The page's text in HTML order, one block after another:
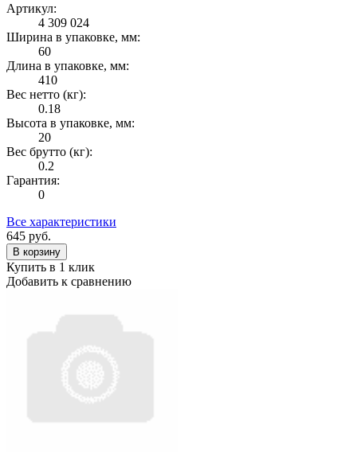
Артикул:
4 309 024
Ширина в упаковке, мм:
60
Длина в упаковке, мм:
410
Вес нетто (кг):
0.18
Высота в упаковке, мм:
20
Вес брутто (кг):
0.2
Гарантия:
0
Все характеристики
645 руб.
В корзину
Купить в 1 клик
Добавить к сравнению